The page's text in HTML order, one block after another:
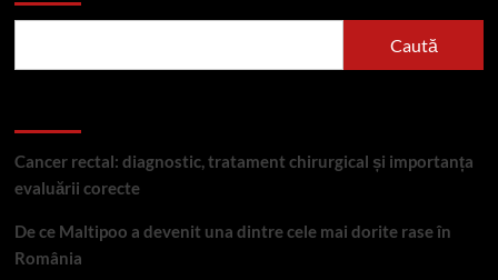
Caută
Cancer rectal: diagnostic, tratament chirurgical și importanța
evaluării corecte
De ce Maltipoo a devenit una dintre cele mai dorite rase în
România